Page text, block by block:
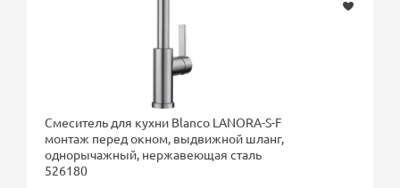
Смеситель для кухни Blanco LANORA-S-F
монтаж перед окном, выдвижной шланг,
однорычажный, нержавеющая сталь
526180